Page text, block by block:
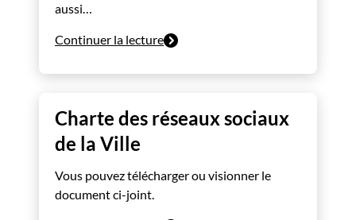
aussi…
Continuer la lecture
Charte des réseaux sociaux
de la Ville
Vous pouvez télécharger ou visionner le
document ci-joint.